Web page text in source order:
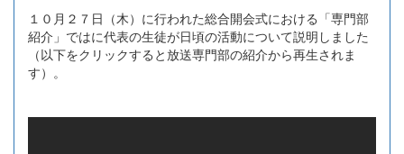
１０月２７日（木）に行われた総合開会式における「専門部
紹介」ではに代表の生徒が日頃の活動について説明しました
（以下をクリックすると放送専門部の紹介から再生されま
す）。